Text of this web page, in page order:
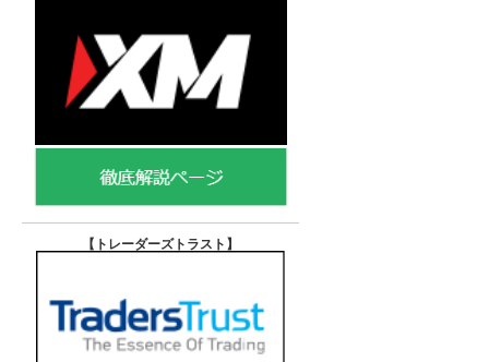
【トレーダーズトラスト 】